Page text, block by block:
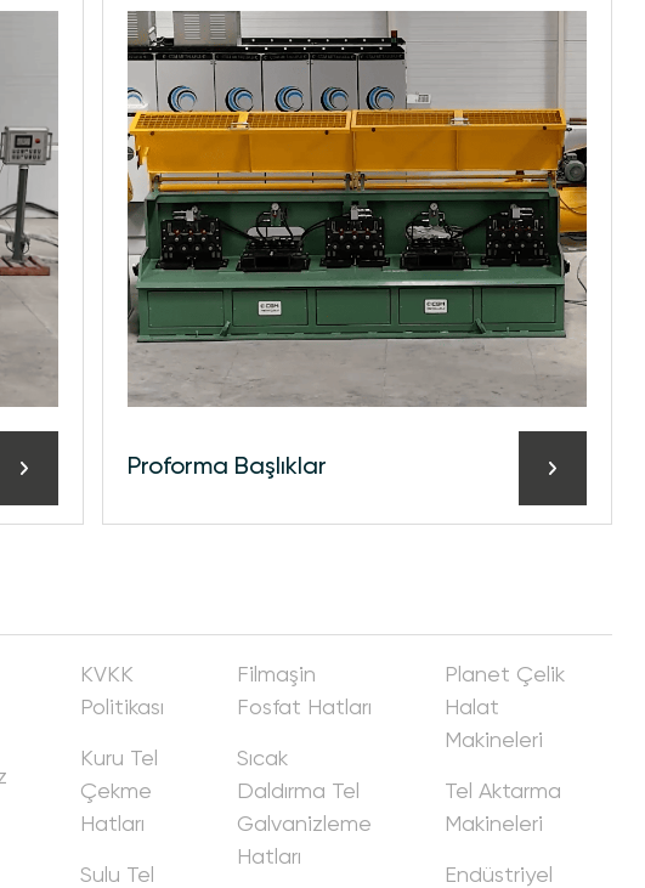
Proforma Başlıklar
KVKK
Politikası
Kuru Tel
Çekme
Hatları
Sulu Tel
Fi̇lmaşi̇n
Fosfat Hatları
Sıcak
Daldırma Tel
Galvani̇zleme
Hatları
Planet Çeli̇k
Halat
Maki̇neleri̇
Tel Aktarma
Maki̇neleri̇
Endüstri̇yel